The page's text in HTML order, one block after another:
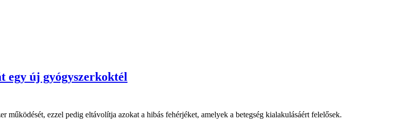
egy új gyógyszerkoktél
ezzel pedig eltávolítja azokat a hibás fehérjéket, amelyek a betegség kialakulásáért felelősek.